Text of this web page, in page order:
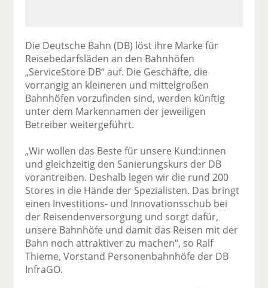
Die Deutsche Bahn (DB) löst ihre Marke für
Reisebedarfsläden an den Bahnhöfen
„ServiceStore DB“ auf. Die Geschäfte, die
vorrangig an kleineren und mittelgroßen
Bahnhöfen vorzufinden sind, werden künftig
unter dem Markennamen der jeweiligen
Betreiber weitergeführt.
„Wir wollen das Beste für unsere Kund:innen
und gleichzeitig den Sanierungskurs der DB
vorantreiben. Deshalb legen wir die rund 200
Stores in die Hände der Spezialisten. Das bringt
einen Investitions- und Innovationsschub bei
der Reisendenversorgung und sorgt dafür,
unsere Bahnhöfe und damit das Reisen mit der
Bahn noch attraktiver zu machen“, so Ralf
Thieme, Vorstand Personenbahnhöfe der DB
InfraGO.